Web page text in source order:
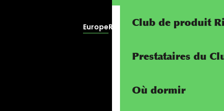
Club de produit
Prestataires du
Où dormir
EuropeRivierALP